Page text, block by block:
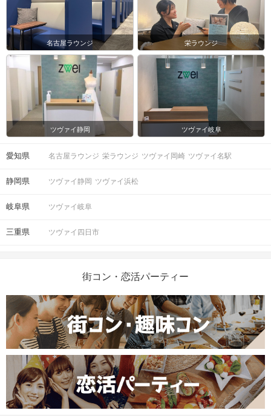
名古屋ラウンジ 栄ラウンジ
ツヴァイ静岡 ツヴァイ岐阜
愛知県 名古屋ラウンジ 栄ラウンジ ツヴァイ岡崎 ツヴァイ名駅
静岡県 ツヴァイ静岡 ツヴァイ浜松
岐阜県 ツヴァイ岐阜
三重県 ツヴァイ四日市
街コン・恋活パーティー